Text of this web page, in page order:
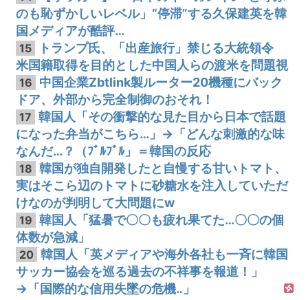
のも恥ずかしいレベル」“停滞”する久保建英を韓
国メディアが酷評…
15
トランプ氏、「出産旅行」禁じる大統領令
米国籍取得を目的とした中国人らの渡米を問題視
16 中国企業Zbtlink製ルーター20機種にバック
ドア、外部から完全制御のおそれ！
17 韓国人「その衝撃的な見た目から日本で話題
になった弁当がこちら…」→「どんな刺激的な味
なんだ…？（ﾌﾞﾙﾌﾞﾙ」＝韓国の反応
18 韓国が独自開発したと自慢する甘いトマト、
実はそこら辺のトマトに砂糖水を注入していただ
けなのが判明して大問題にw
19 韓国人「猛暑で〇〇も疲れ果てた…〇〇の個
体数が急減」
20 韓国人「英メディアや海外各社も一斉に韓国
サッカー協会を巡る過去の不祥事を報道！」
→「国際的な信用失墜の危機‥」